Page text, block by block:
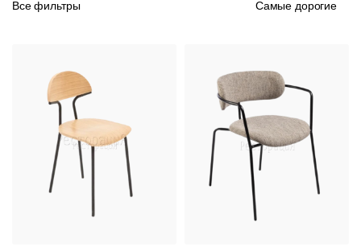
Все фильтры Самые дорогие